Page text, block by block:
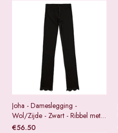
Joha - Dameslegging -
Wol/Zijde - Zwart - Ribbel met
kantje
€56.50